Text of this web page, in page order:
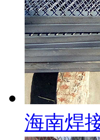
海南焊